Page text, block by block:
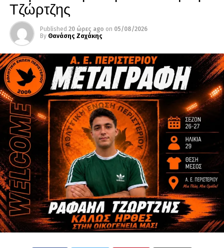
Τζώρτζης
Published 20 ώρες ago on 05/08/2026
By Θανάσης Ζαχάκης